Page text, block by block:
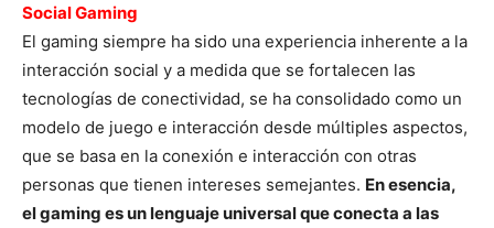
Social Gaming
El gaming siempre ha sido una experiencia inherente a la
interacción social y a medida que se fortalecen las
tecnologías de conectividad, se ha consolidado como un
modelo de juego e interacción desde múltiples aspectos,
que se basa en la conexión e interacción con otras
personas que tienen intereses semejantes. En esencia,
el gaming es un lenguaje universal que conecta a las